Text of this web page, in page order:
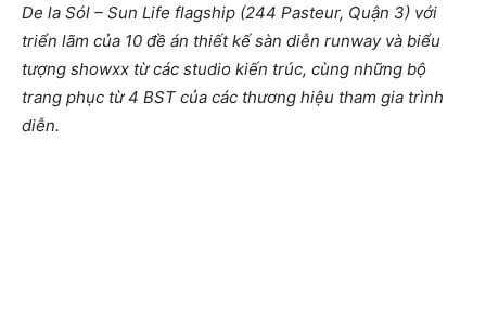
De la Sól – Sun Life flagship (244 Pasteur, Quận 3) với
triển lãm của 10 đề án thiết kế sàn diễn runway và biểu
tượng showxx từ các studio kiến trúc, cùng những bộ
trang phục từ 4 BST của các thương hiệu tham gia trình
diễn.